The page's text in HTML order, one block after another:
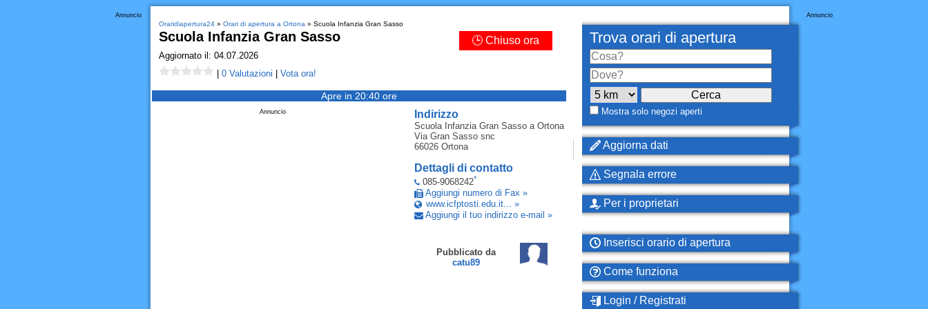
Annuncio
Oraridiapertura24» Orari di apertura a Ortona » Scuola Infanzia Gran Sasso
Scuola Infanzia Gran Sasso 🕒 Chiuso ora
Aggiornato il: 04.07.2026
0 Valutazioni Vota ora!
Apre in 20:40 ore
Indirizzo
Scuola Infanzia Gran Sassoa Ortona
Via Gran Sasso snc
66026 Ortona
Dettagli di contatto
085-9068242*
Aggiungi numero di Fax »
www.icfptosti.edu.it... »
Aggiungi il tuo indirizzo e-mail »
Pubblicato da
catu89
Annuncio
Annuncio
Trova orari di apertura
Mostra solo negozi aperti
Aggiorna dati
Segnala errore
Per i proprietari
Inserisci orario di apertura
Come funziona
Login / Registrati